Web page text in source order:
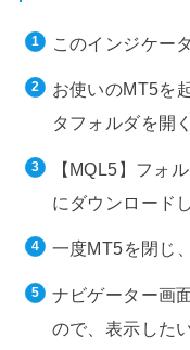
このインジケー
お使いのMT5を
タフォルダを開
【MQL5】フォ
にダウンロード
一度MT5を閉じ
ナビゲーター画
ので、表示した